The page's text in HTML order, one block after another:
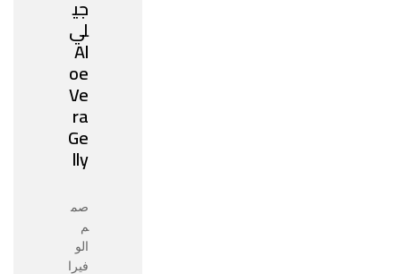
جي
لي
Al
oe
Ve
ra
Ge
lly
صم
م
الو
فيرا